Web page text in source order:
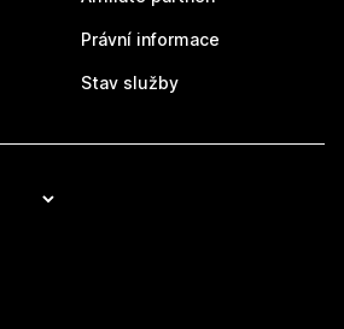
Právní informace
Stav služby